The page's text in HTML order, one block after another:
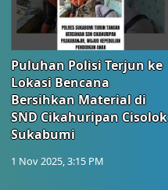
Puluhan Polisi Terjun ke
Lokasi Bencana
Bersihkan Material di
SND Cikahuripan Cisolok
Sukabumi
1 Nov 2025, 3:15 PM